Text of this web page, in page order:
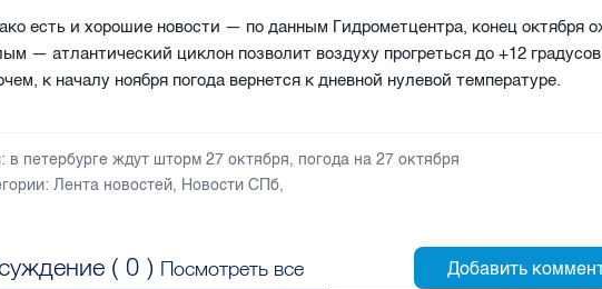
есть и хорошие новости — по данным Гидрометцентра, конец октября
— атлантический циклон позволит воздуху прогреться до +12
к началу ноября погода вернется к дневной нулевой температуре.
в петербурге ждут шторм 27 октября, погода на 27 октября
Лента новостей, Новости СПб,
(0 ) Посмотреть все